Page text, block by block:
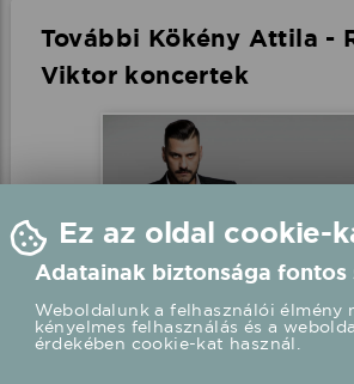
További Kökény Attila -
Viktor koncertek
Kökény Attila -
Ez az oldal cookie-
Adatainak biztonsága fontos
Weboldalunk a felhasználói élmény
kényelmes felhasználás és a
érdekében cookie-kat használ.